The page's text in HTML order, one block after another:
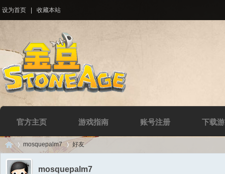
设为首页 收藏本站
官方主页 游戏指南 账号注册 下载
mosquepalm7 好友
mosquepalm7